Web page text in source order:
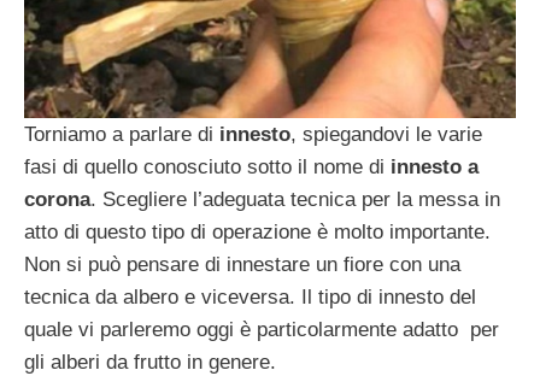
Torniamo a parlare di innesto, spiegandovi le varie
fasi di quello conosciuto sotto il nome di innesto a
corona. Scegliere l’adeguata tecnica per la messa in
atto di questo tipo di operazione è molto importante.
Non si può pensare di innestare un fiore con una
tecnica da albero e viceversa. Il tipo di innesto del
quale vi parleremo oggi è particolarmente adatto per
gli alberi da frutto in genere.